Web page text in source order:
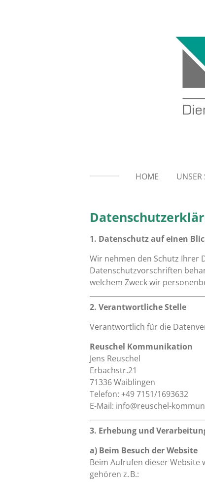
HOME UNSER
1. Datenschutz auf einen
Wir nehmen den Schutz Ihrer
Datenschutzvorschriften
welchem Zweck wir
2. Verantwortliche Stelle
Verantwortlich für die
Reuschel Kommunikation
Jens Reuschel
Erbachstr.21
71336 Waiblingen
Telefon: +49 7151/1693632
E-Mail: info@reuschel-
3. Erhebung und
a) Beim Besuch der Website
Beim Aufrufen dieser Website
gehören z. B.: